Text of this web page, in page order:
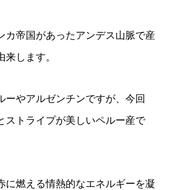
カ帝国があったアンデス山脈で産
します。
ーやアルゼンチンですが、今回
ストライプが美しいペルー産で
に燃える情熱的なエネルギーを凝